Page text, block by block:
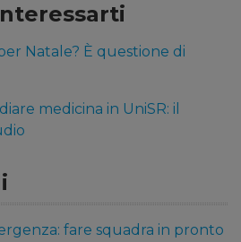
Natale? È questione di
medicina in UniSR: il
fare squadra in pronto